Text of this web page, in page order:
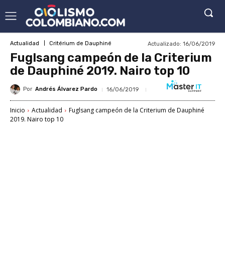
Actualidad Critérium de Dauphiné Actualizado: 16/06/2019
Fuglsang campeón de la Criterium
de Dauphiné 2019. Nairo top 10
Por Andrés Álvarez Pardo 16/06/2019
Inicio Actualidad
Fuglsang campeón de la Criterium de Dauphiné
2019. Nairo top 10